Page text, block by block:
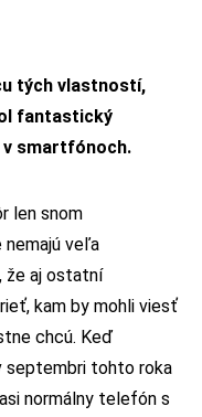
tých vlastností,
fantastický
v smartfónoch.
len snom
veľa
že aj ostatní
kam by mohli viesť
chcú. Keď
septembri tohto roka
normálny telefón s